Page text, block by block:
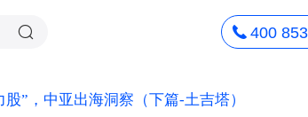
400
”，中亚出海洞察（下篇-土吉塔）